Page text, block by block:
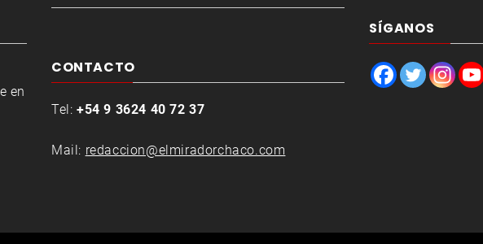
en
CONTACTO
Tel: +54 9 3624 40 72 37
Mail: redaccion@elmiradorchaco.com
SÍGANOS